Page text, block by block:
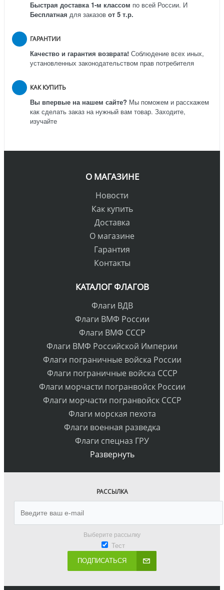
Быстрая доставка 1-м классом по всей России. И
Бесплатная для заказов от 5 т.р.
ГАРАНТИИ
Качество и гарантия возврата! Соблюдение всех иных,
установленных законодательством прав потребителя
КАК КУПИТЬ
Вы впервые на нашем сайте? Мы поможем и расскажем
как сделать заказ на нужный вам товар. Заходите,
изучайте
О МАГАЗИНЕ
Новости
Как купить
Доставка
О магазине
Гарантия
Контакты
КАТАЛОГ ФЛАГОВ
Флаги ВДВ
Флаги ВМФ России
Флаги ВМФ СССР
Флаги ВМФ Российской Империи
Флаги пограничные войска России
Флаги пограничные войска СССР
Флаги морчасти погранвойск России
Флаги морчасти погранвойск СССР
Флаги морская пехота
Флаги военная разведка
Флаги спецназ ГРУ
Развернуть
РАССЫЛКА
Выберите рассылку
Тест
ПОДПИСАТЬСЯ